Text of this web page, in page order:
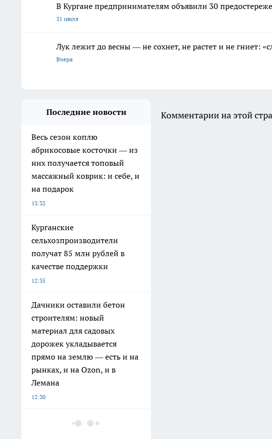
В Кургане предпринимателям объявили 30
31 июля
Лук лежит до весны — не сохнет, не растет и не гниет:
Вчера
Последние новости
Весь сезон коплю
абрикосовые косточки — из
них получается топовый
массажный коврик: и себе, и
на подарок
13:32
Курганские
сельхозпроизводители
получат 85 млн рублей в
качестве поддержки
12:35
Дачники оставили бетон
строителям: новый
материал для садовых
дорожек укладывается
прямо на землю — есть и на
рынках, и на Ozon, и в
Лемана
12:30
В Кургане осудили мужчину,
Комментарии на этой